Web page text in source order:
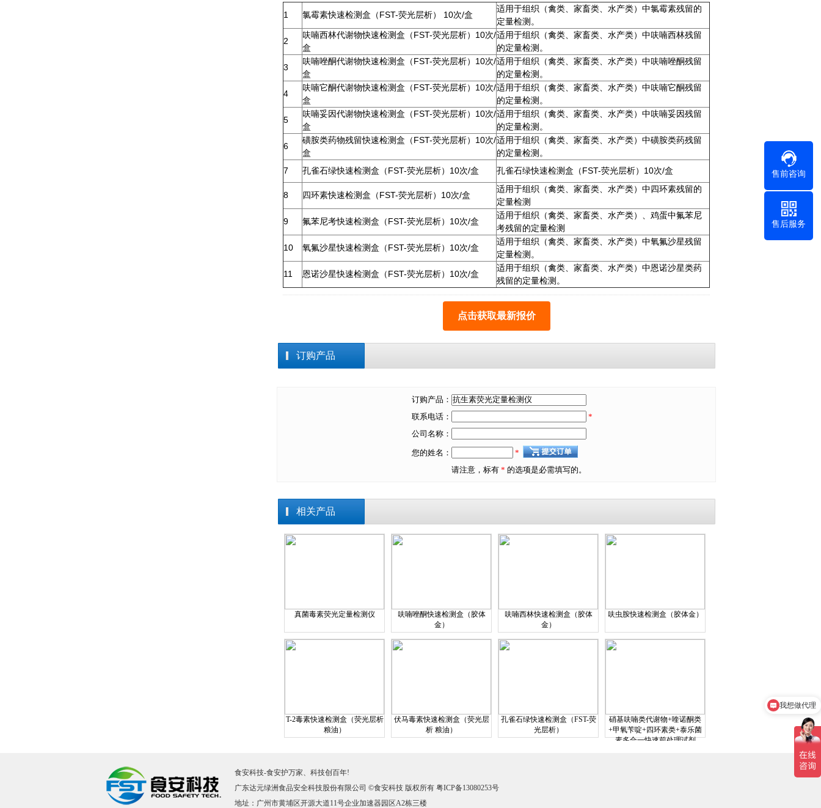
1 氯霉素快速检测盒（FST-荧光层析） 10次/盒
适用于组织（禽类、家畜类、水产类）中氯霉素残留的
定量检测。
2
呋喃西林代谢物快速检测盒（FST-荧光层析）10次/
盒
适用于组织（禽类、家畜类、水产类）中呋喃西林残留
的定量检测。
3
呋喃唑酮代谢物快速检测盒（FST-荧光层析）10次/
盒
适用于组织（禽类、家畜类、水产类）中呋喃唑酮残留
的定量检测。
4
呋喃它酮代谢物快速检测盒（FST-荧光层析）10次/
盒
适用于组织（禽类、家畜类、水产类）中呋喃它酮残留
的定量检测。
5
呋喃妥因代谢物快速检测盒（FST-荧光层析）10次/
盒
适用于组织（禽类、家畜类、水产类）中呋喃妥因残留
的定量检测。
6
磺胺类药物残留快速检测盒（FST-荧光层析）10次/
盒
适用于组织（禽类、家畜类、水产类）中磺胺类药残留
的定量检测。
7
孔雀石绿快速检测盒（FST-荧光层析）10次/盒 孔雀石绿快速检测盒（FST-荧光层析）10次/盒
8 四环素快速检测盒（FST-荧光层析）10次/盒
适用于组织（禽类、家畜类、水产类）中四环素残留的
定量检测
9
氟苯尼考快速检测盒（FST-荧光层析）10次/盒
适用于组织（禽类、家畜类、水产类）、鸡蛋中氟苯尼
考残留的定量检测
10
氧氟沙星快速检测盒（FST-荧光层析）10次/盒
适用于组织（禽类、家畜类、水产类）中氧氟沙星残留
定量检测。
11
恩诺沙星快速检测盒（FST-荧光层析）10次/盒
适用于组织（禽类、家畜类、水产类）中恩诺沙星类药
残留的定量检测。
点击获取最新报价
订购产品
订购产品：
联系电话：
*
公司名称：
您的姓名：
*
请注意，标有 * 的选项是必需填写的。
相关产品
真菌毒素荧光定量检测仪
呋喃唑酮快速检测盒（胶体
金）
呋喃西林快速检测盒（胶体
金）
呋虫胺快速检测盒（胶体金）
T-2毒素快速检测盒（荧光层析
粮油）
伏马毒素快速检测盒（荧光层
析 粮油）
孔雀石绿快速检测盒（FST-荧
光层析）
硝基呋喃类代谢物+喹诺酮类
+甲氧苄啶+四环素类+泰乐菌
素多合一快速前处理试剂
食安科技-食安护万家、科技创百年!
广东达元绿洲食品安全科技股份有限公司 ©食安科技 版权所有 粤ICP备13080253号
地址：广州市黄埔区开源大道11号企业加速器园区A2栋三楼
售前咨询
售后服务
方便电话沟通？